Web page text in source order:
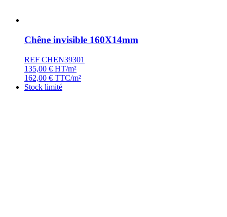
Chêne invisible 160X14mm
REF CHEN39301
135,00 € HT/m²
162,00 € TTC/m²
Stock limité